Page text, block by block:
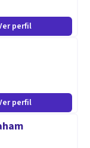
perfil
perfil